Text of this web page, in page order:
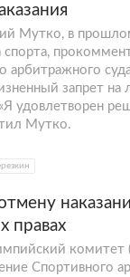
Мутко, в
арбитражного
запрет на
удовлетворен
Мутко.
правах
Спортивного